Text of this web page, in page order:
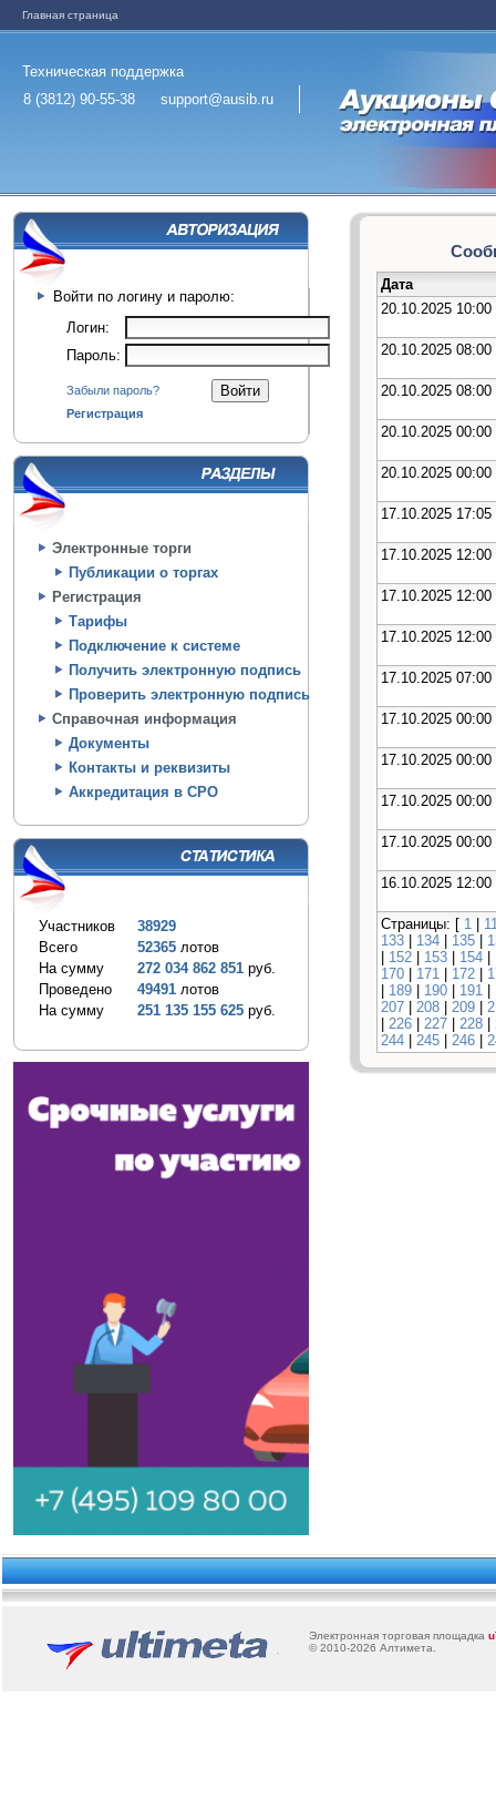
Главная страница
Техническая поддержка
8 (3812) 90-55-38
support@ausib.ru
Войти по логину и паролю:
Логин:
Пароль:
Забыли пароль?
Регистрация
Электронные торги
Публикации о торгах
Регистрация
Тарифы
Подключение к системе
Получить электронную подпись
Проверить электронную подпись
Справочная информация
Документы
Контакты и реквизиты
Аккредитация в СРО
Участников
38929
Всего
52365 лотов
На сумму
272 034 862 851 руб.
Проведено
49491 лотов
На сумму
251 135 155 625 руб.
Дата
20.10.2025 10:00
20.10.2025 08:00
20.10.2025 08:00
20.10.2025 00:00
20.10.2025 00:00
17.10.2025 17:05
17.10.2025 12:00
17.10.2025 12:00
17.10.2025 12:00
17.10.2025 07:00
17.10.2025 00:00
17.10.2025 00:00
17.10.2025 00:00
17.10.2025 00:00
16.10.2025 12:00
Страницы: [ 1 |
133 | 134 | 135 |
| 152 | 153 | 154 |
170 | 171 | 172 |
| 189 | 190 | 191 |
207 | 208 | 209 |
| 226 | 227 | 228 |
244 | 245 | 246 |
Электронная торговая площадка u
© 2010-2026 Алтимета